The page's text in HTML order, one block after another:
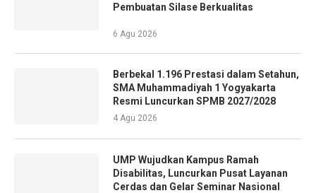
Pembuatan Silase Berkualitas
6 Agu 2026
Berbekal 1.196 Prestasi dalam Setahun,
SMA Muhammadiyah 1 Yogyakarta
Resmi Luncurkan SPMB 2027/2028
4 Agu 2026
UMP Wujudkan Kampus Ramah
Disabilitas, Luncurkan Pusat Layanan
Cerdas dan Gelar Seminar Nasional